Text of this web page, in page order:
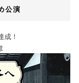
公演
成！